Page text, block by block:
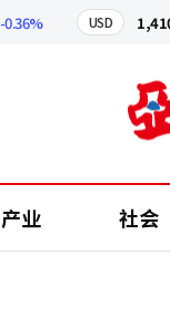
USD 1,410.60
产业 社会